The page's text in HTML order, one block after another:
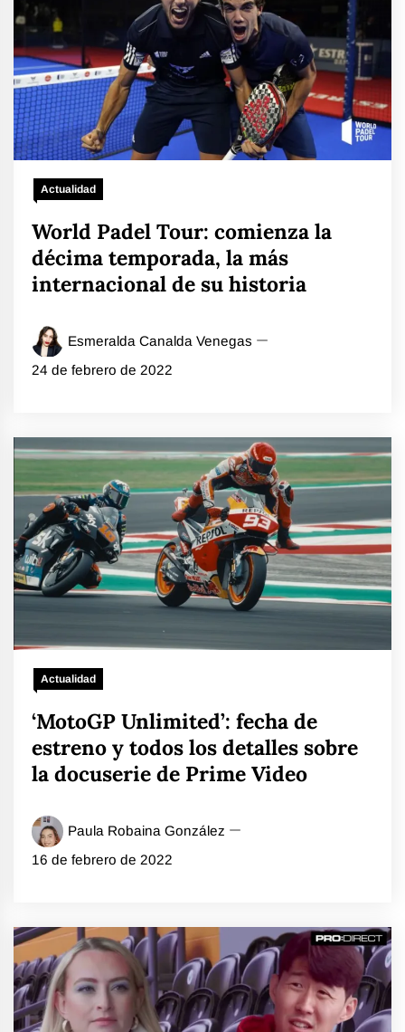
Actualidad
World Padel Tour: comienza la
décima temporada, la más
internacional de su historia
Esmeralda Canalda Venegas
24 de febrero de 2022
Actualidad
‘MotoGP Unlimited’: fecha de
estreno y todos los detalles sobre
la docuserie de Prime Video
Paula Robaina González
16 de febrero de 2022